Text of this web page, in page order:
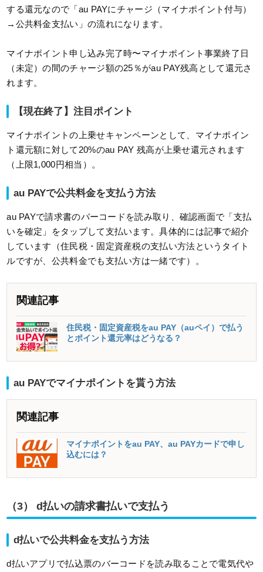
する還元なので「au PAYにチャージ（マイナポイント付与）
→公共料金支払い」の流れになります。
マイナポイント申し込み完了時〜マイナポイント事業終了日
（未定）の間のチャージ額の25％がau PAY残高として還元さ
れます。
【現在終了】注目ポイント
マイナポイントの上乗せキャンペーンとして、マイナポイン
ト還元額に対して20%のau PAY 残高が上乗せ還元されます
（上限1,000円相当）。
au PAYで公共料金を支払う方法
au PAYで請求書のバーコードを読み取り、確認画面で「支払
いを確定」をタップして支払います。具体的には記事で紹介
しています（住民税・固定資産税の支払い方法というタイト
ルですが、公共料金でも支払い方は一緒です）。
関連記事
住民税・固定資産税をau PAY（auペイ）で払う
とポイント還元率はどうなる？
au PAYでマイナポイントを貰う方法
関連記事
マイナポイントをau PAY、au PAYカードで申し
込むには？
（3） d払いの請求書払いで支払う
d払いで公共料金を支払う方法
d払いアプリで払込票のバーコードを読み取ることで電気代や